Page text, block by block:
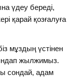
үдеу береді,
қарай қозғалуға
мұздың үстінен
жылжимыз.
сондай, адам